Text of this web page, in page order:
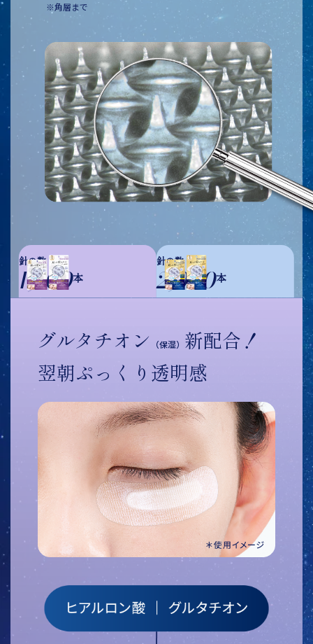
※角層まで
針の数
1,500本
針の数
2,000本
グルタチオン （保湿） 新配合！
翌朝ぷっくり透明感